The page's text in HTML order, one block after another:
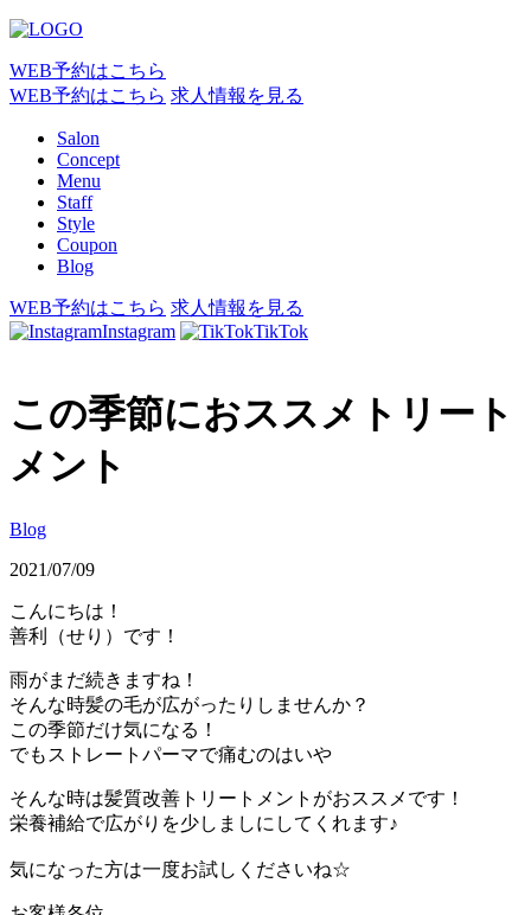
WEB予約はこちら
WEB予約はこちら 求人情報を見る
Salon
Concept
Menu
Staff
Style
Coupon
Blog
WEB予約はこちら 求人情報を見る
Instagram
TikTok
この季節におススメトリート
メント
Blog
2021/07/09
こんにちは！
善利（せり）です！
雨がまだ続きますね！
そんな時髪の毛が広がったりしませんか？
この季節だけ気になる！
でもストレートパーマで痛むのはいや
そんな時は髪質改善トリートメントがおススメです！
栄養補給で広がりを少しましにしてくれます♪
気になった方は一度お試しくださいね☆